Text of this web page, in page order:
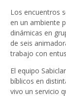
Los encuentros
en un ambiente
dinámicas en
de seis
trabajo con
El equipo
bíblicos en
vivo un servicio